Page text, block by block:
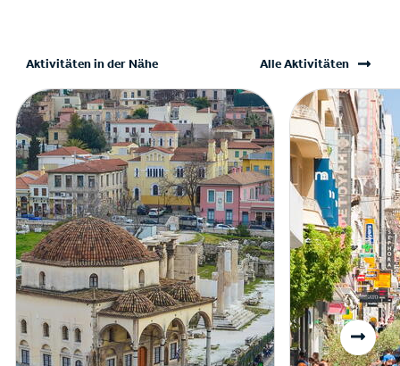
Aktivitäten in der Nähe Alle Aktivitäten